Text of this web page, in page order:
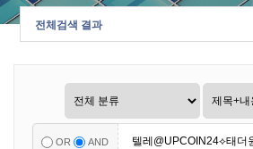
전체검색 결과
OR AND